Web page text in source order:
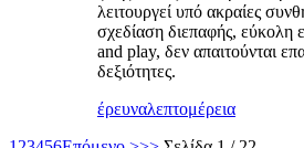
λειτουργεί υπό ακραίες
σχεδίαση διεπαφής, εύκολη
and play, δεν απαιτούνται
δεξιότητες.
έρευναλεπτομέρεια